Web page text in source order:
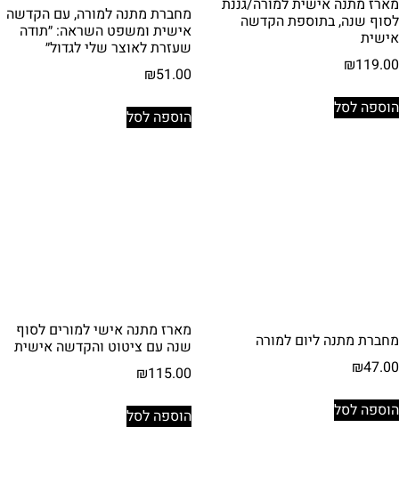
לסוף שנה, בתוספת הקדשה
אישית
₪119.00
הוספה לסל
מחברת מתנה למורה, עם הקדשה
אישית ומשפט השראה: ״תודה
שעזרת לאוצר שלי לגדול״
₪51.00
הוספה לסל
מחברת מתנה ליום למורה
₪47.00
הוספה לסל
מארז מתנה אישי למורים לסוף
שנה עם ציטוט והקדשה אישית
₪115.00
הוספה לסל